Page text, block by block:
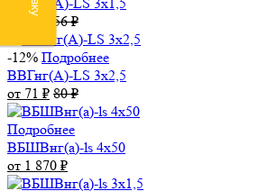
от 50
56₽
-12% Подробнее
ВВГнг(А)-LS 3х2,5
от 71 ₽ 80₽
Подробнее
ВБШВнг(а)-ls 4x50
от 1 870 ₽